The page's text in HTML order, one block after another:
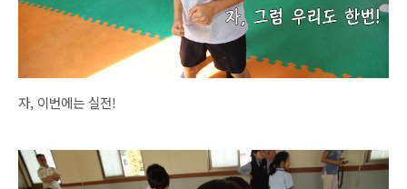
자, 이번에는 실전!